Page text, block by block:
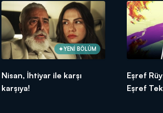
YENİ BÖLÜM
Nisan, İhtiyar ile karşı
karşıya!
Eşref
Eşref